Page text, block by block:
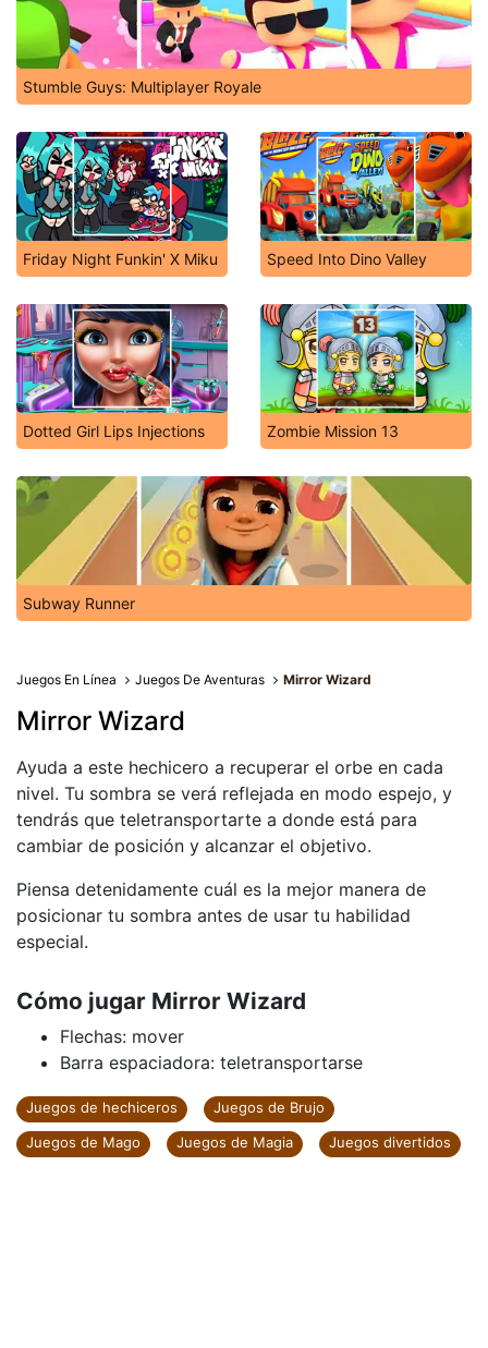
Stumble Guys: Multiplayer Royale
Friday Night Funkin' X Miku Speed Into Dino Valley
Dotted Girl Lips Injections Zombie Mission 13
Subway Runner
Juegos En Línea Juegos De Aventuras Mirror Wizard
Mirror Wizard
Ayuda a este hechicero a recuperar el orbe en cada
nivel. Tu sombra se verá reflejada en modo espejo, y
tendrás que teletransportarte a donde está para
cambiar de posición y alcanzar el objetivo.
Piensa detenidamente cuál es la mejor manera de
posicionar tu sombra antes de usar tu habilidad
especial.
Cómo jugar Mirror Wizard
Flechas: mover
Barra espaciadora: teletransportarse
Juegos de hechiceros
Juegos de Brujo
Juegos de Mago
Juegos de Magia Juegos divertidos